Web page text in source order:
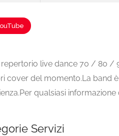
live dance 70 / 80 /
cover del momento.La band
qualsiasi
Servizi